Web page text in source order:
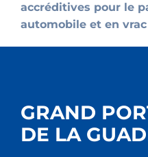
accréditives pour le
automobile et en vrac
GRAND
DE LA